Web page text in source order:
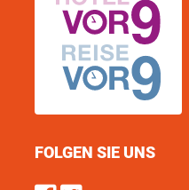
FOLGEN SIE UNS